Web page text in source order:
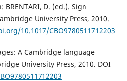
D. (ed.). Sign
University Press, 2010.
10.1017/CBO9780511712203
A Cambridge language
University Press, 2010. DOI